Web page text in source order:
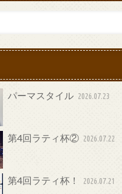
パーマスタイル 2026.07.23
第4回ラティ杯② 2026.07.22
第4回ラティ杯！ 2026.07.21